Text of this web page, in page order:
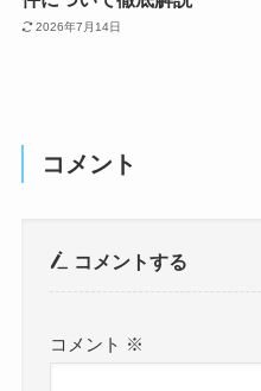
2026年7月14日
コメント
コメントする
コメント ※